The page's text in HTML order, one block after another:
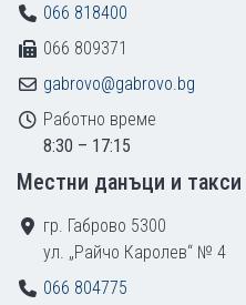
066 818400
066 809371
gabrovo@gabrovo.bg
Работно време
8:30 – 17:15
Местни данъци и такси
гр. Габрово 5300
ул. „Райчо Каролев“ № 4
066 804775